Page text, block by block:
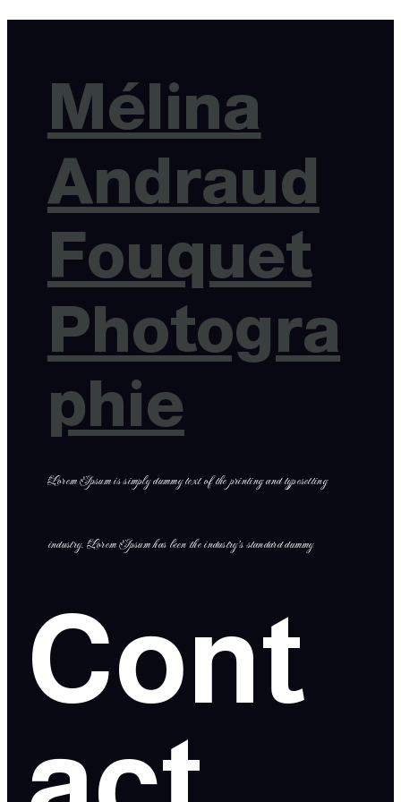
Mélina
Andraud
Fouquet
Photogra
phie
Lorem Ipsum is simply dummy text of the printing and typesetting
industry. Lorem Ipsum has been the industry’s standard dummy
Cont